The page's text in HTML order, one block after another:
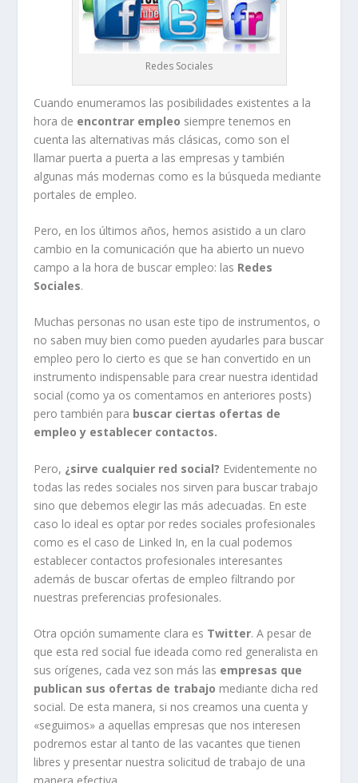
Redes Sociales
Cuando enumeramos las posibilidades existentes a la
hora de encontrar empleo siempre tenemos en
cuenta las alternativas más clásicas, como son el
llamar puerta a puerta a las empresas y también
algunas más modernas como es la búsqueda mediante
portales de empleo.
Pero, en los últimos años, hemos asistido a un claro
cambio en la comunicación que ha abierto un nuevo
campo a la hora de buscar empleo: las Redes
Sociales.
Muchas personas no usan este tipo de instrumentos, o
no saben muy bien como pueden ayudarles para buscar
empleo pero lo cierto es que se han convertido en un
instrumento indispensable para crear nuestra identidad
social (como ya os comentamos en anteriores posts)
pero también para buscar ciertas ofertas de
empleo y establecer contactos.
Pero, ¿sirve cualquier red social? Evidentemente no
todas las redes sociales nos sirven para buscar trabajo
sino que debemos elegir las más adecuadas. En este
caso lo ideal es optar por redes sociales profesionales
como es el caso de Linked In, en la cual podemos
establecer contactos profesionales interesantes
además de buscar ofertas de empleo filtrando por
nuestras preferencias profesionales.
Otra opción sumamente clara es Twitter. A pesar de
que esta red social fue ideada como red generalista en
sus orígenes, cada vez son más las empresas que
publican sus ofertas de trabajo mediante dicha red
social. De esta manera, si nos creamos una cuenta y
«seguimos» a aquellas empresas que nos interesen
podremos estar al tanto de las vacantes que tienen
libres y presentar nuestra solicitud de trabajo de una